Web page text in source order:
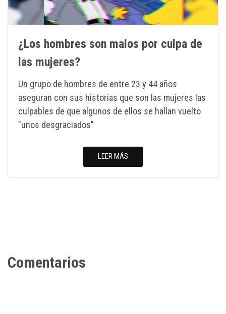
¿Los hombres son malos por culpa de
las mujeres?
Un grupo de hombres de entre 23 y 44 años
aseguran con sus historias que son las mujeres las
culpables de que algunos de ellos se hallan vuelto
"unos desgraciados"
LEER MÁS
Comentarios